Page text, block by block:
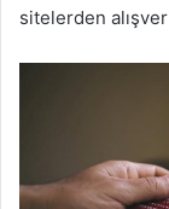
sitelerden